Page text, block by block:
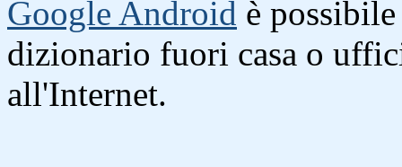
Google Android è
dizionario fuori casa o
all'Internet.